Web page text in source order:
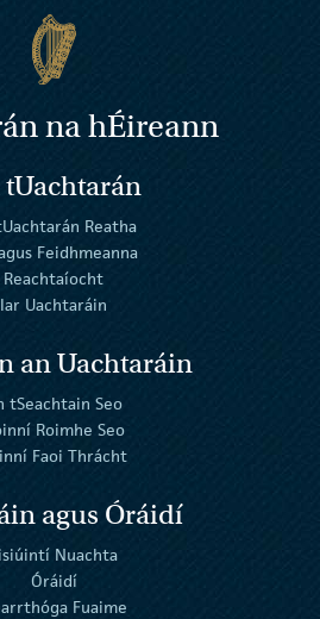
nahÉireann
tUachtarán
Reatha
Feidhmeanna
Reachtaíocht
Iar Uachtaráin
an Uachtaráin
tSeachtain Seo
Roimhe Seo
Faoi Thrácht
agus Óráidí
Nuachta
Óráidí
Fuaime